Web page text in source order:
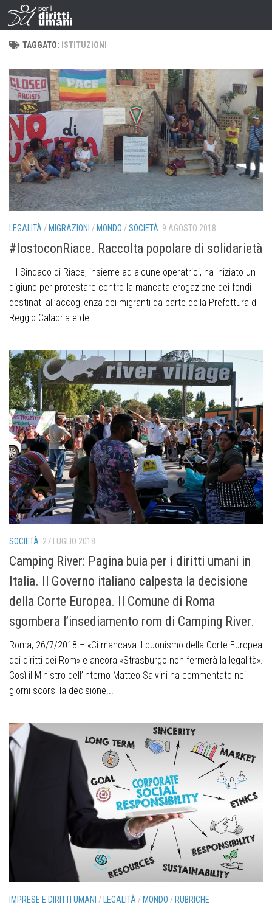
TAGGATO: ISTITUZIONI
LEGALITÀ/ MIGRAZIONI / MONDO /SOCIETÀ 9 AGOSTO 2018
#IostoconRiace. Raccolta popolare di solidarietà
Il Sindaco di Riace, insieme ad alcune operatrici, ha iniziato un
digiuno per protestare contro la mancata erogazione dei fondi
destinati all’accoglienza dei migranti da parte della Prefettura di
Reggio Calabria e del...
SOCIETÀ 27 LUGLIO 2018
Camping River: Pagina buia per i diritti umani in
Italia. Il Governo italiano calpesta la decisione
della Corte Europea. Il Comune di Roma
sgombera l’insediamento rom di Camping River.
Roma, 26/7/2018 – «Ci mancava il buonismo della Corte Europea
dei diritti dei Rom» e ancora «Strasburgo non fermerà la legalità».
Così il Ministro dell’Interno Matteo Salvini ha commentato nei
giorni scorsi la decisione...
IMPRESE E DIRITTI UMANI / LEGALITÀ / MONDO / RUBRICHE